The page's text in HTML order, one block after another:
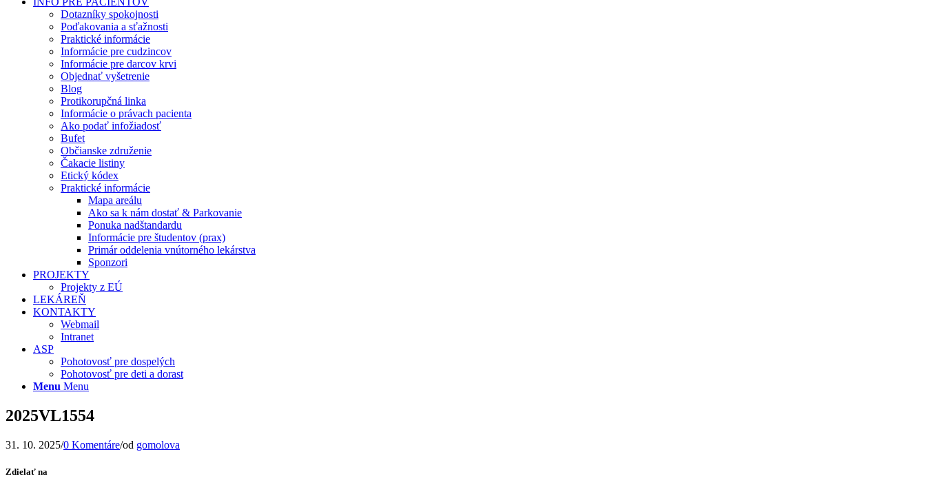
Dotazníky spokojnosti
Poďakovania a sťažnosti
Praktické informácie
Informácie pre cudzincov
Informácie pre darcov krvi
Objednať vyšetrenie
Blog
Protikorupčná linka
Informácie o právach pacienta
Ako podať infožiadosť
Bufet
Občianske združenie
Čakacie listiny
Etický kódex
Praktické informácie
Mapa areálu
Ako sa k nám dostať & Parkovanie
Ponuka nadštandardu
Informácie pre študentov (prax)
Primár oddelenia vnútorného lekárstva
Sponzori
PROJEKTY
Projekty z EÚ
LEKÁREŇ
KONTAKTY
Webmail
Intranet
ASP
Pohotovosť pre dospelých
Pohotovosť pre deti a dorast
Menu Menu
2025VL1554
31. 10. 2025/0 Komentáre/od gomolova
Zdielať na